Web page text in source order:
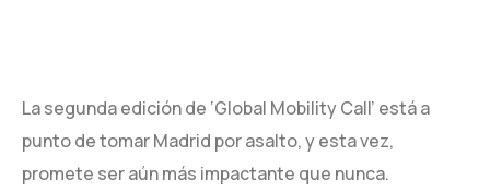
La segunda edición de ‘Global Mobility Call’ está a
punto de tomar Madrid por asalto, y esta vez,
promete ser aún más impactante que nunca.